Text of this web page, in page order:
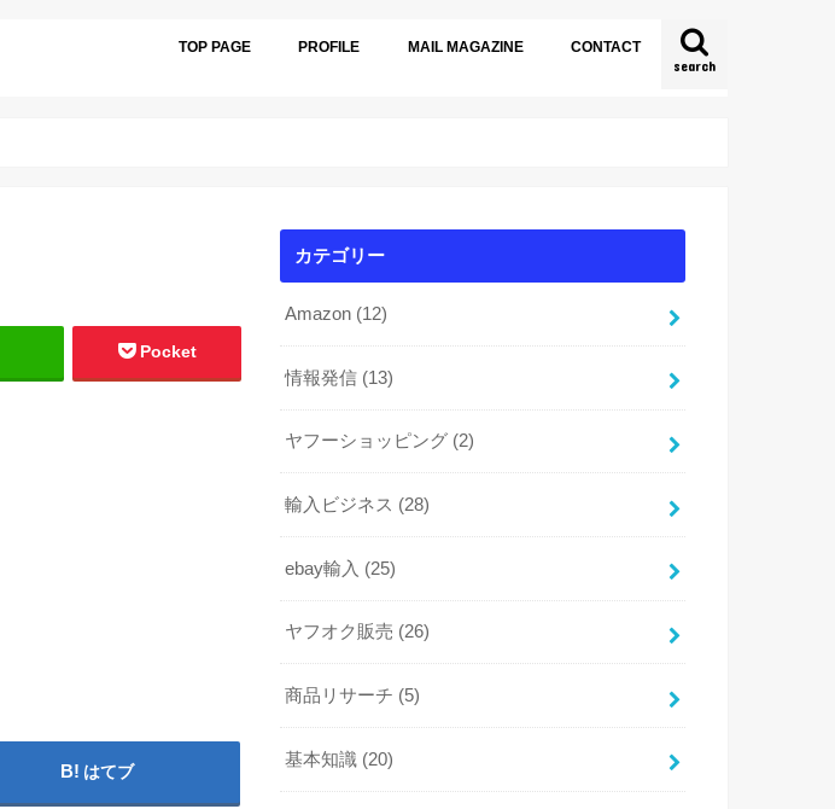
search
TOP PAGE PROFILE MAIL MAGAZINE CONTACT
Pocket
はてブ
カテゴリー
Amazon (12)
情報発信 (13)
ヤフーショッピング (2)
輸入ビジネス (28)
ebay輸入 (25)
ヤフオク販売 (26)
商品リサーチ (5)
基本知識 (20)